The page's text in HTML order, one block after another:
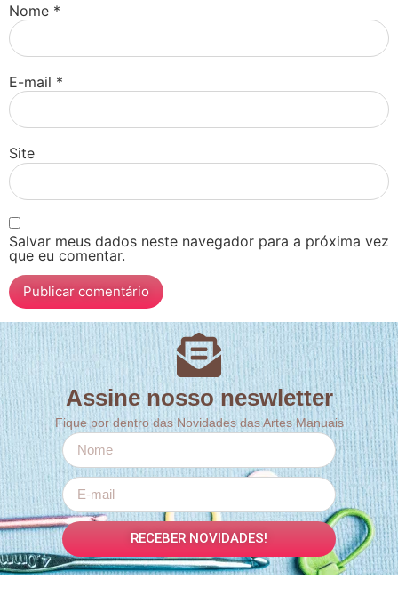
Nome *
E-mail *
Site
Salvar meus dados neste navegador para a próxima vez
que eu comentar.
Assine nosso neswletter
Fique por dentro das Novidades das Artes Manuais
RECEBER NOVIDADES!